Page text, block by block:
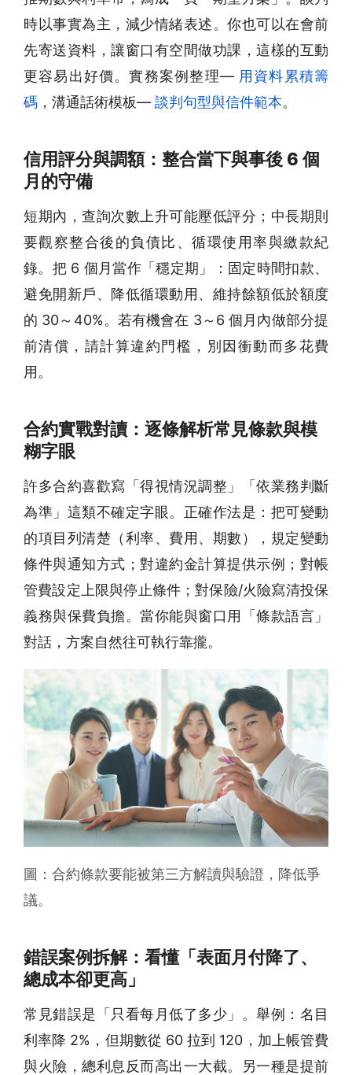
時以事實為主，減少情緒表述。你也可以在會前
先寄送資料，讓窗口有空間做功課，這樣的互動
更容易出好價。實務案例整理—用資料累積籌
碼 ，溝通話術模板— 談判句型與信件範本。
信用評分與調額：整合當下與事後 6 個
月的守備
短期內，查詢次數上升可能壓低評分；中長期則
要觀察整合後的負債比、循環使用率與繳款紀
錄。把 6 個月當作「穩定期」：固定時間扣款、
避免開新戶、降低循環動用、維持餘額低於額度
的 30～40%。若有機會在 3～6 個月內做部分提
前清償，請計算違約門檻，別因衝動而多花費
用。
合約實戰對讀：逐條解析常見條款與模
糊字眼
許多合約喜歡寫「得視情況調整」「依業務判斷
為準」這類不確定字眼。正確作法是：把可變動
的項目列清楚（利率、費用、期數），規定變動
條件與通知方式；對違約金計算提供示例；對帳
管費設定上限與停止條件；對保險/火險寫清投保
義務與保費負擔。當你能與窗口用「條款語言」
對話，方案自然往可執行靠攏。
圖：合約條款要能被第三方解讀與驗證，降低爭
議。
錯誤案例拆解：看懂「表面月付降了、
總成本卻更高」
常見錯誤是「只看每月低了多少」。舉例：名目
利率降 2%，但期數從 60 拉到 120，加上帳管費
與火險，總利息反而高出一大截。另一種是提前